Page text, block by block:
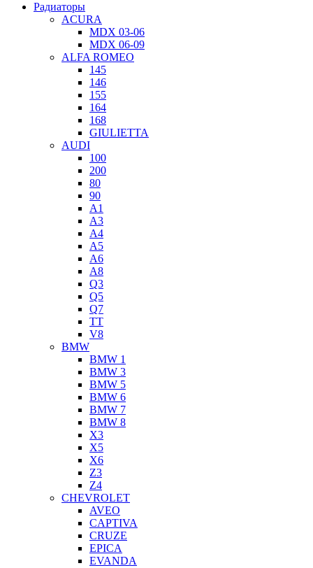
Радиаторы
ACURA
MDX 03-06
MDX 06-09
ALFA ROMEO
145
146
155
164
168
GIULIETTA
AUDI
100
200
80
90
A1
A3
A4
A5
A6
A8
Q3
Q5
Q7
TT
V8
BMW
BMW 1
BMW 3
BMW 5
BMW 6
BMW 7
BMW 8
X3
X5
X6
Z3
Z4
CHEVROLET
AVEO
CAPTIVA
CRUZE
EPICA
EVANDA